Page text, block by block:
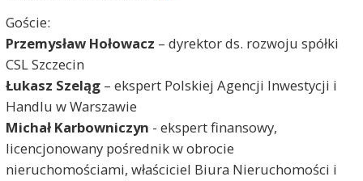
Goście:
Przemysław Hołowacz – dyrektor ds. rozwoju spółki
CSL Szczecin
Łukasz Szeląg– ekspert Polskiej Agencji Inwestycji i
Handlu w Warszawie
Michał Karbowniczyn - ekspert finansowy,
licencjonowany pośrednik w obrocie
nieruchomościami, właściciel Biura Nieruchomości i